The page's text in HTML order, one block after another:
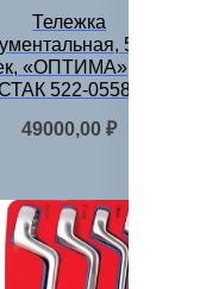
Тележка
5 полок
«ОПТИМА», синяя
522-05581MB
49000,00₽